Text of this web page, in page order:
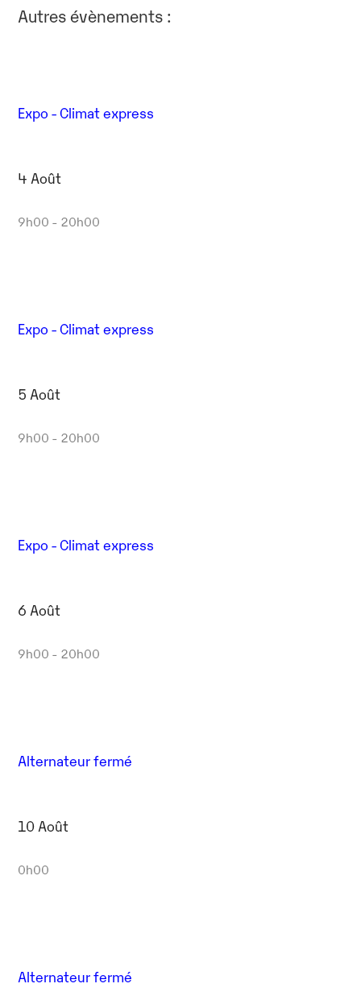
Autres évènements :
Expo - Climat express
4 Août
9h00 - 20h00
Expo - Climat express
5 Août
9h00 - 20h00
Expo - Climat express
6 Août
9h00 - 20h00
Alternateur fermé
10 Août
0h00
Alternateur fermé